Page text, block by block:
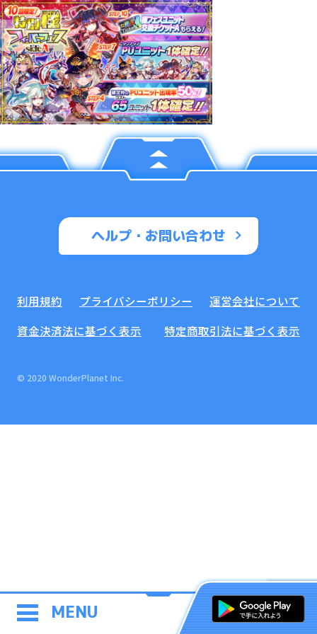
MENU
ヘルプ・お問い合わせ
利用規約 プライバシーポリシー
運営会社について
資金決済法に基づく表示
特定商取引法に基づく表示
© 2020 WonderPlanet Inc.